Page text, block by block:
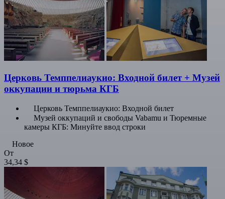
Церковь Темппелиаукио: Входной билет + Музей
оккупации и тюрьма КГБ
Церковь Темппелиаукио: Входной билет
Музей оккупаций и свободы Vabamu и Тюремные
камеры КГБ: Минуйте ввод строки
Новое
От
34,34 $